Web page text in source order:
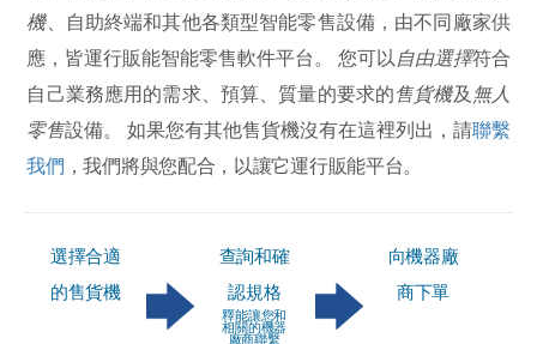
機、自助終端和其他各類型智能零售設備，由不同廠家供
應，皆運行販能智能零售軟件平台。 您可以自由選擇符合
自己業務應用的需求、預算、質量的要求的售貨機及 無人
零售設備。 如果您有其他售貨機沒有在這裡列出，請聯繫
我們 ，我們將與您配合，以讓它運行販能平台。
選擇合適
的售貨機
查詢和確
認規格
釋能讓您和
相關的機器
廠商聯繫
向機器廠
商下單